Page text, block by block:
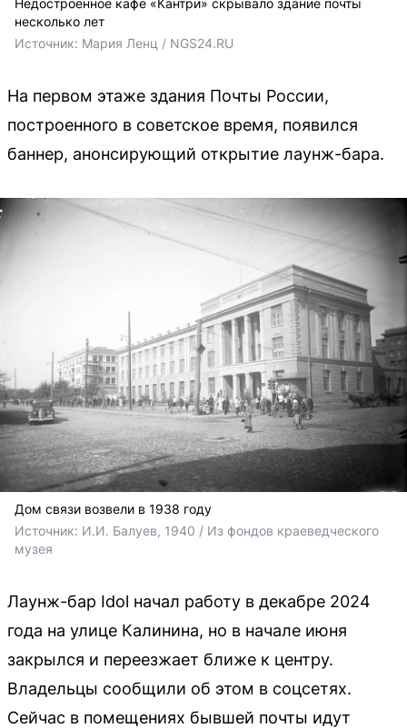
Недостроенное кафе «Кантри» скрывало здание почты
несколько лет
Источник: Мария Ленц / NGS24.RU
На первом этаже здания Почты России,
построенного в советское время, появился
баннер, анонсирующий открытие лаунж-бара.
Дом связи возвели в 1938 году
Источник: И.И. Балуев, 1940 / Из фондов краеведческого
музея
Лаунж-бар Idol начал работу в декабре 2024
года на улице Калинина, но в начале июня
закрылся и переезжает ближе к центру.
Владельцы сообщили об этом в соцсетях.
Сейчас в помещениях бывшей почты идут